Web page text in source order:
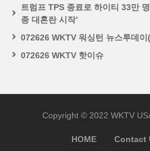
트럼프 TPS 종료로 하이티 33만
종 대혼란 시작’
072626 WKTV 워싱턴 뉴스투데이
072626 WKTV 핫이슈
Copyright © 2022 WKTV
HOME Contact